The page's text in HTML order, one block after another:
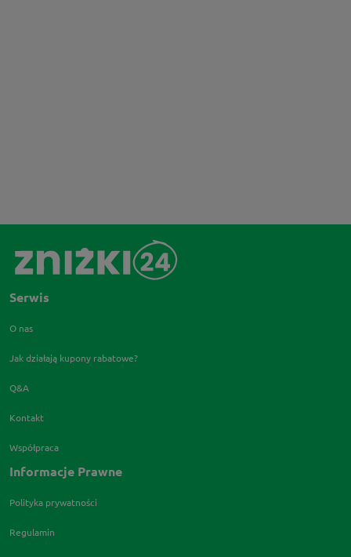
Serwis
O nas
Jak działają kupony rabatowe?
Q&A
Kontakt
Współpraca
Informacje Prawne
Polityka prywatności
Regulamin